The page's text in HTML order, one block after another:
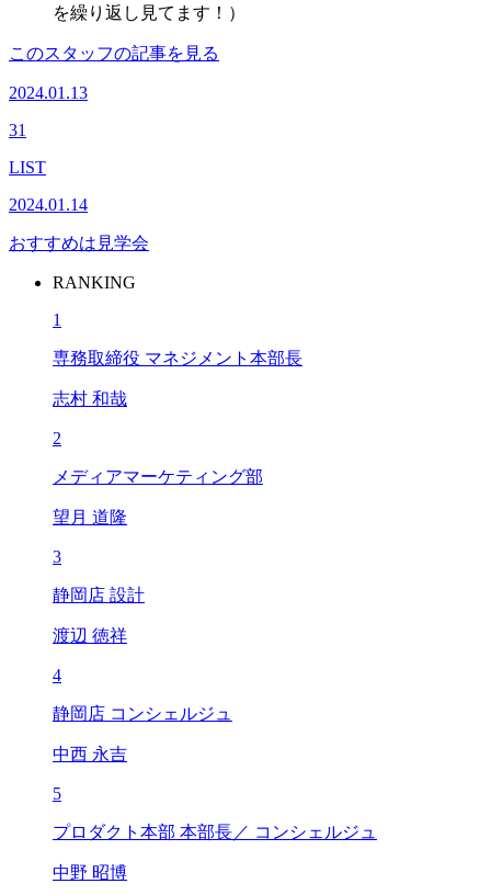
を繰り返し見てます！）
このスタッフの記事を見る
2024.01.13
31
LIST
2024.01.14
おすすめは見学会
RANKING
1
専務取締役 マネジメント本部長
志村 和哉
2
メディアマーケティング部
望月 道隆
3
静岡店 設計
渡辺 徳祥
4
静岡店 コンシェルジュ
中西 永吉
5
プロダクト本部 本部長／ コンシェルジュ
中野 昭博